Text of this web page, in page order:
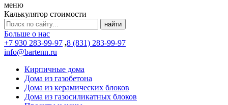
меню
Калькулятор стоимости
Больше о нас
+7 930 283-99-97 ,8 (831) 283-99-97
info@bartenn.ru
Кирпичные дома
Дома из газобетона
Дома из керамических блоков
Дома из газосиликатных блоков